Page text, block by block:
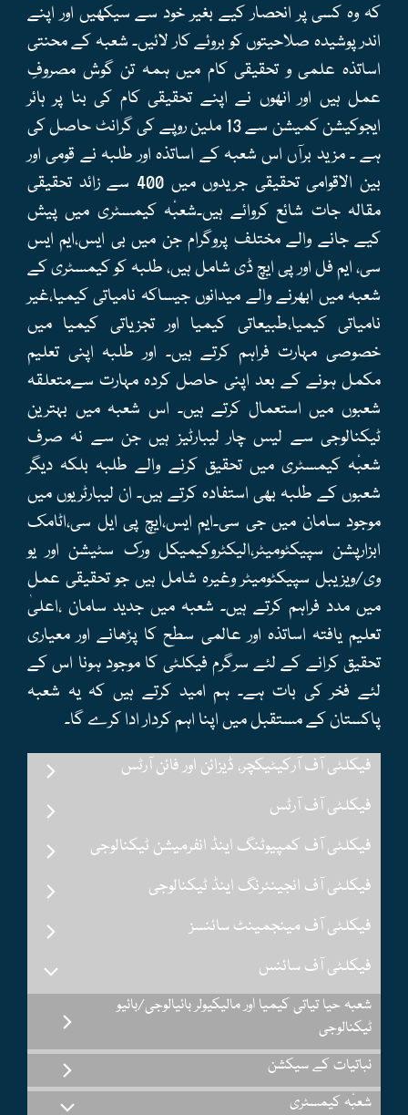
کہ وہ کسی پر انحصار کیے بغیر خود سے سیکھیں اور اپنے
اندر پوشیدہ صلاحیتوں کو بروئے کار لائیں۔ شعبہ کے محنتی
اساتذہ علمی و تحقیقی کام میں ہمہ تن گوش مصروفِ
عمل ہیں اور انھوں نے اپنے تحقیقی کام کی بنا پر ہائر
ایجوکیشن کمیشن سے 13 ملین روپے کی گرانٹ حاصل کی
ہے ۔ مزید برآں اس شعبہ کے اساتذہ اور طلبہ نے قومی اور
بین الاقوامی تحقیقی جریدوں میں 400 سے زائد تحقیقی
مقالہ جات شائع کروائے ہیں۔شعبٔہ کیمسٹری میں پیش
کیے جانے والے مختلف پروگرام جن میں بی ایس،ایم ایس
سی، ایم فل اور پی ایچ ڈی شامل ہیں، طلبہ کو کیمسٹری کے
شعبہ میں ابھرنے والے میدانوں جیساکہ نامیاتی کیمیا،غیر
نامیاتی کیمیا،طبیعاتی کیمیا اور تجزیاتی کیمیا میں
خصوصی مہارت فراہم کرتے ہیں۔ اور طلبہ اپنی تعلیم
مکمل ہونے کے بعد اپنی حاصل کردہ مہارت سےمتعلقہ
شعبوں میں استعمال کرتے ہیں۔ اس شعبہ میں بہترین
ٹیکنالوجی سے لیس چار لیبارٹیز ہیں جن سے نہ صرف
شعبٔہ کیمسٹری میں تحقیق کرنے والے طلبہ بلکہ دیگر
شعبوں کے طلبہ بھی استفادہ کرتے ہیں۔ ان لیبارٹریوں میں
موجود سامان میں جی سی۔ایم ایس،ایچ پی ایل سی،اٹامک
ابزارپشن سپیکٹومیٹر،الیکٹروکیمیکل ورک سٹیشن اور یو
وی/ویزیبل سپیکٹومیٹر وغیرہ شامل ہیں جو تحقیقی عمل
میں مدد فراہم کرتے ہیں۔ شعبہ میں جدید سامان ،اعلیٰ
تعلیم یافتہ اساتذہ اور عالمی سطح کا پڑھانے اور معیاری
تحقیق کرانے کے لئے سرگرم فیکلٹی کا موجود ہونا اس کے
لئے فخر کی بات ہے۔ ہم امید کرتے ہیں کہ یہ شعبہ
پاکستان کے مستقبل میں اپنا اہم کردار ادا کرے گا۔
فیکلٹی آف آرکیٹیکچر، ڈیزائن اور فائن آرٹس
فیکلٹی آف آرٹس
فیکلٹی آف کمپیوٹنگ اینڈ انفرمیشن ٹیکنالوجی
فیکلٹی آف انجینئرنگ اینڈ ٹیکنالوجی
فیکلٹی آف مینجمینٹ سائنسز
فیکلٹی آف سائنس
شعبہ حیا تیاتی کیمیا اور مالیکیولر بائیالوجی/بائیو
ٹیکنالوجی
نباتیات کے سیکشن
شعبٔہ کیمسٹری